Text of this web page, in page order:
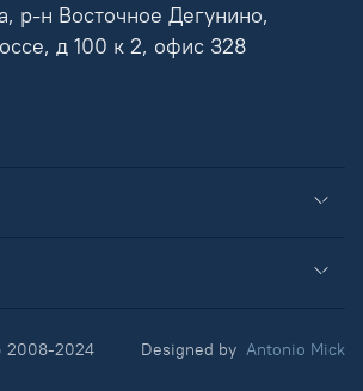
р-н Восточное Дегунино,
д 100 к 2, офис 328
2008-2024 Designed by Antonio Mick